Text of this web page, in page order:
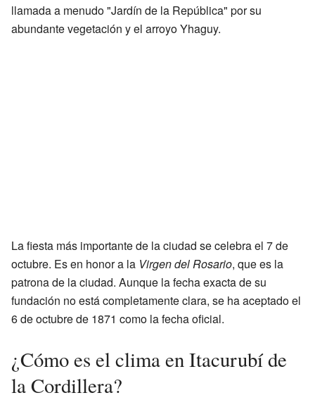
llamada a menudo "Jardín de la República" por su
abundante vegetación y el arroyo Yhaguy.
La fiesta más importante de la ciudad se celebra el 7 de
octubre. Es en honor a la Virgen del Rosario, que es la
patrona de la ciudad. Aunque la fecha exacta de su
fundación no está completamente clara, se ha aceptado el
6 de octubre de 1871 como la fecha oficial.
¿Cómo es el clima en Itacurubí de
la Cordillera?